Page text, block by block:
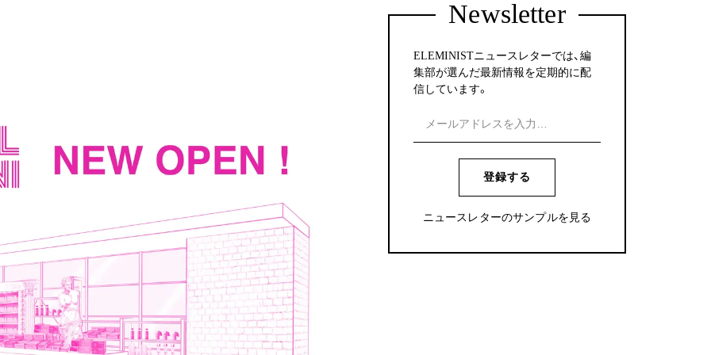
Newsletter
ELEMINISTニュースレターでは、編
集部が選んだ最新情報を定期的に配
信しています。
登録する
ニュースレターのサンプルを見る